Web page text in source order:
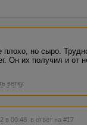
но сыро.
Он их получил и от
ветку
в 00:48 в ответ на #17